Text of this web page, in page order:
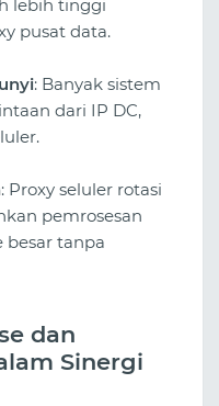
lebih tinggi
pusat data.
: Banyak sistem
dari IP DC,
: Proxy seluler rotasi
pemrosesan
tanpa
dan
Sinergi